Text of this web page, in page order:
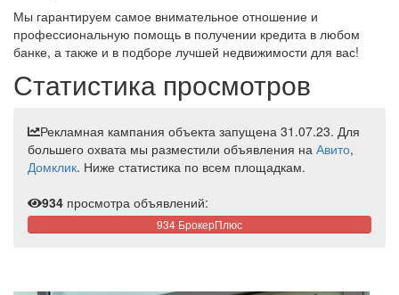
Мы гарантируем самое внимательное отношение и
профессиональную помощь в получении кредита в любом
банке, а также и в подборе лучшей недвижимости для вас!
Статистика просмотров
Рекламная кампания объекта запущена 31.07.23. Для
большего охвата мы разместили объявления на Авито,
Домклик. Ниже статистика по всем площадкам.
934 просмотра объявлений:
934 БрокерПлюс